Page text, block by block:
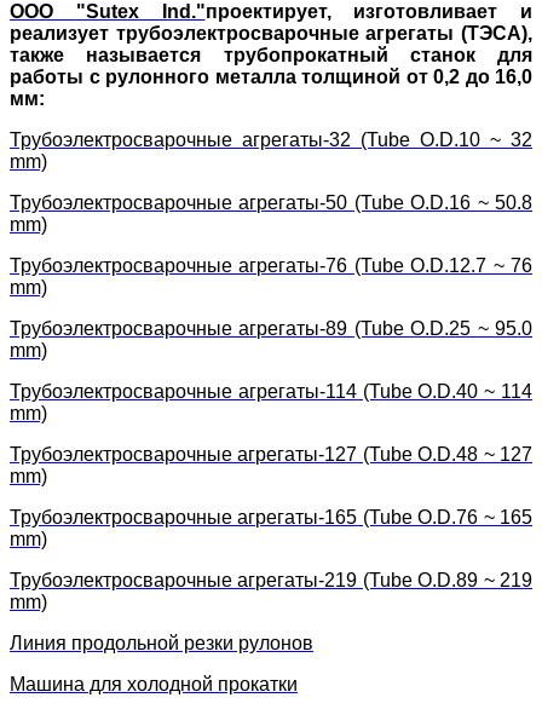
ООО "Sutex Ind."проектирует, изготовливает и
реализует трубоэлектросварочные агрегаты (ТЭСА),
также называется трубопрокатный станок для
работы с рулонного металла толщиной от 0,2 до 16,0
мм:
Трубоэлектросварочные агрегаты-32 (Tube O.D.10 ~ 32
mm)
Трубоэлектросварочные агрегаты-50 (Tube O.D.16 ~ 50.8
mm)
Трубоэлектросварочные агрегаты-76 (Tube O.D.12.7 ~ 76
mm)
Трубоэлектросварочные агрегаты-89 (Tube O.D.25 ~ 95.0
mm)
Трубоэлектросварочные агрегаты-114 (Tube O.D.40 ~ 114
mm)
Трубоэлектросварочные агрегаты-127 (Tube O.D.48 ~ 127
mm)
Трубоэлектросварочные агрегаты-165 (Tube O.D.76 ~ 165
mm)
Трубоэлектросварочные агрегаты-219 (Tube O.D.89 ~ 219
mm)
Линия продольной резки рулонов
Машина для холодной прокатки